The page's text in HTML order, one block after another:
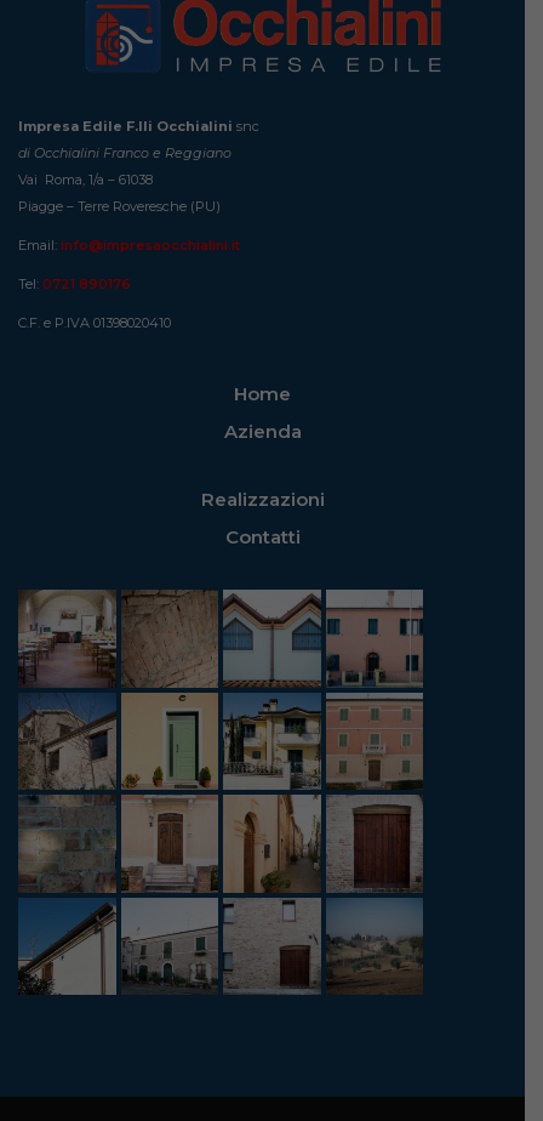
Impresa Edile F.lli Occhialini snc
di Occhialini Franco e Reggiano
Vai Roma, 1/a – 61038
Piagge – Terre Roveresche (PU)
Email: info@impresaocchialini.it
Tel: 0721 890176
C.F. e P.IVA 01398020410
Home
Azienda
Realizzazioni
Contatti